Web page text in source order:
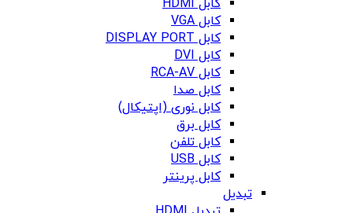
کابل HDMI
کابل VGA
کابل DISPLAY PORT
کابل DVI
کابل RCA-AV
کابل صدا
کابل نوری (اپتیکال)
کابل برق
کابل تلفن
کابل USB
کابل پرینتر
تبدیل